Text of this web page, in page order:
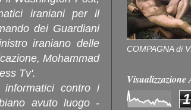
iraniani per il
dei Guardiani
iraniano delle
Mohammad
Tv'.
contro i
avuto luogo -
COMPAGNA di
1